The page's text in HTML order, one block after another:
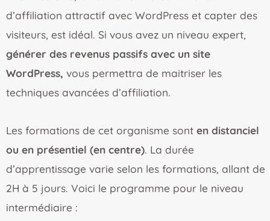
d’affiliation attractif avec WordPress et capter des
visiteurs, est idéal. Si vous avez un niveau expert,
générer des revenus passifs avec un site
WordPress, vous permettra de maitriser les
techniques avancées d’affiliation.
Les formations de cet organisme sont en distanciel
ou en présentiel (en centre). La durée
d’apprentissage varie selon les formations, allant de
2H à 5 jours. Voici le programme pour le niveau
intermédiaire :